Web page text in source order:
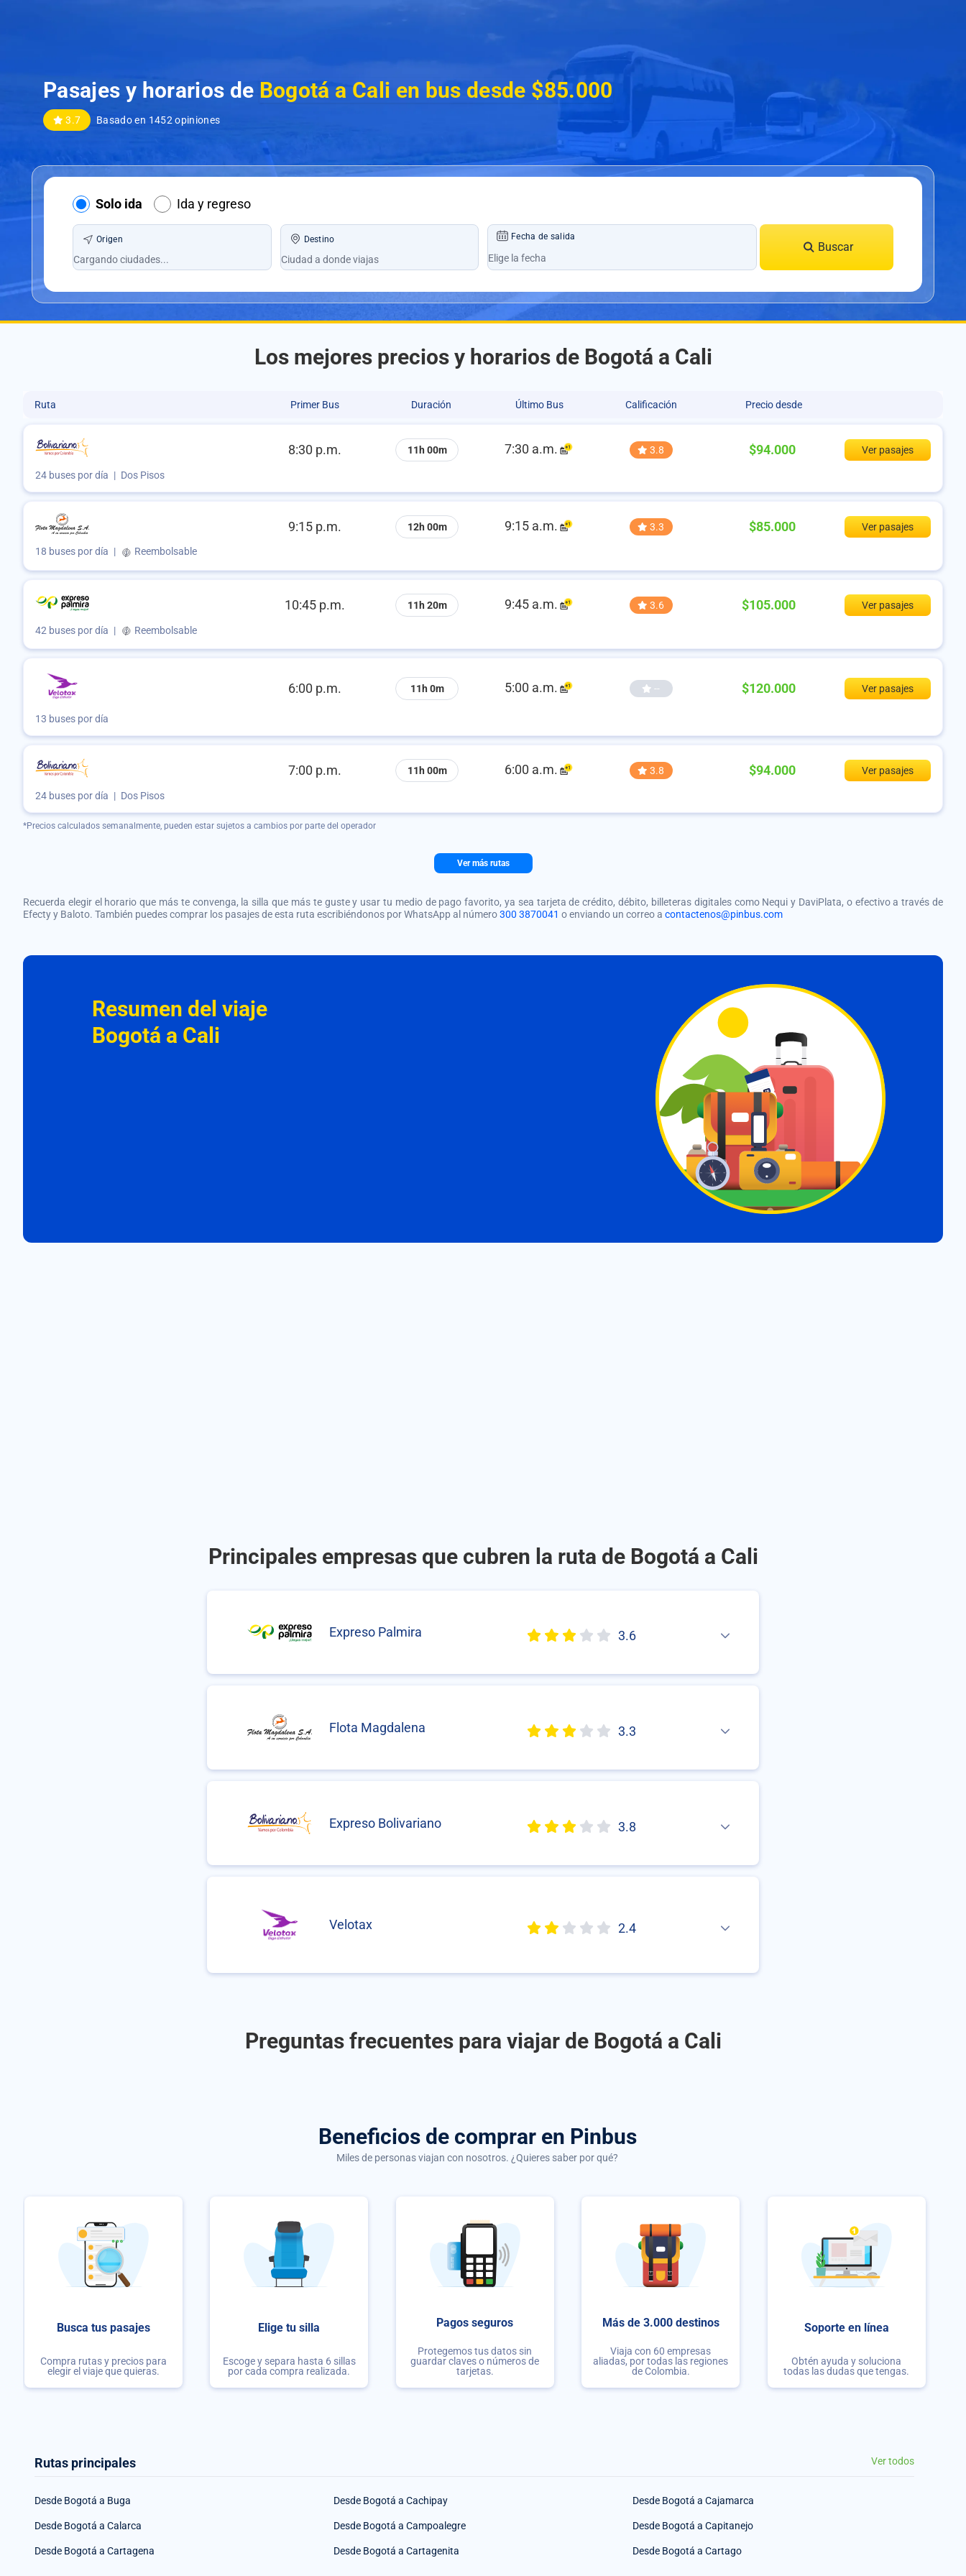
Pasajes y horarios de Bogotá a Cali en bus desde $85.000
3.7 Basado en 1452 opiniones
Solo ida Ida y regreso
Origen Destino Fecha de salida
Buscar
Los mejores precios y horarios de Bogotá a Cali
Ruta Primer Bus Duración Último Bus Calificación Precio desde
8:30 p.m. 11h 00m 7:30 a.m. 3.8 $94.000 Ver pasajes
24 buses por día | Dos Pisos
9:15 p.m. 12h 00m 9:15 a.m. 3.3 $85.000 Ver pasajes
18 buses por día | Reembolsable
10:45 p.m. 11h 20m 9:45 a.m. 3.6 $105.000 Ver pasajes
42 buses por día | Reembolsable
6:00 p.m. 11h 0m 5:00 a.m. -- $120.000 Ver pasajes
13 buses por día
7:00 p.m. 11h 00m 6:00 a.m. 3.8 $94.000 Ver pasajes
24 buses por día | Dos Pisos
*Precios calculados semanalmente, pueden estar sujetos a cambios por parte del operador
Ver más rutas
Recuerda elegir el horario que más te convenga, la silla que más te guste y usar tu medio de pago favorito, ya sea tarjeta de crédito, débito, billeteras digitales como Nequi y DaviPlata, o efectivo a través de
Efecty y Baloto. También puedes comprar los pasajes de esta ruta escribiéndonos por WhatsApp al número300 3870041 o enviando un correo a contactenos@pinbus.com
Resumen del viaje
Bogotá a Cali
Principales empresas que cubren la ruta de Bogotá a Cali
Expreso Palmira 3.6
Flota Magdalena 3.3
Expreso Bolivariano 3.8
Velotax 2.4
Preguntas frecuentes para viajar de Bogotá a Cali
Beneficios de comprar en Pinbus
Miles de personas viajan con nosotros. ¿Quieres saber por qué?
Busca tus pasajes
Compra rutas y precios para
elegir el viaje que quieras.
Elige tu silla
Escoge y separa hasta 6 sillas
por cada compra realizada.
Pagos seguros
Protegemos tus datos sin
guardar claves o números de
tarjetas.
Más de 3.000 destinos
Viaja con 60 empresas
aliadas, por todas las regiones
de Colombia.
Soporte en línea
Obtén ayuda y soluciona
todas las dudas que tengas.
Rutas principales Ver todos
Desde Bogotá a Buga Desde Bogotá a Cachipay Desde Bogotá a Cajamarca
Desde Bogotá a Calarca Desde Bogotá a Campoalegre Desde Bogotá a Capitanejo
Desde Bogotá a Cartagena Desde Bogotá a Cartagenita Desde Bogotá a Cartago